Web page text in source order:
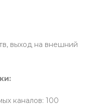
выход на внешний
каналов: 100